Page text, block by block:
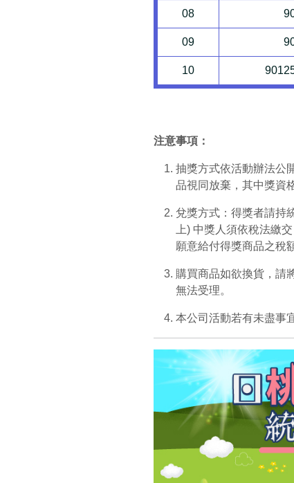
08
09
10
注意事項：
抽獎方式依活動辦法公
品視同放棄，其中獎資
兌獎方式：得獎者請持
上) 中獎人須依稅法繳
願意給付得獎商品之稅
購買商品如欲換貨，請
無法受理。
本公司活動若有未盡事